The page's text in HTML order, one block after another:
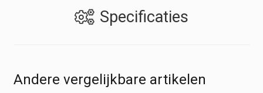
Specificaties
Andere vergelijkbare artikelen